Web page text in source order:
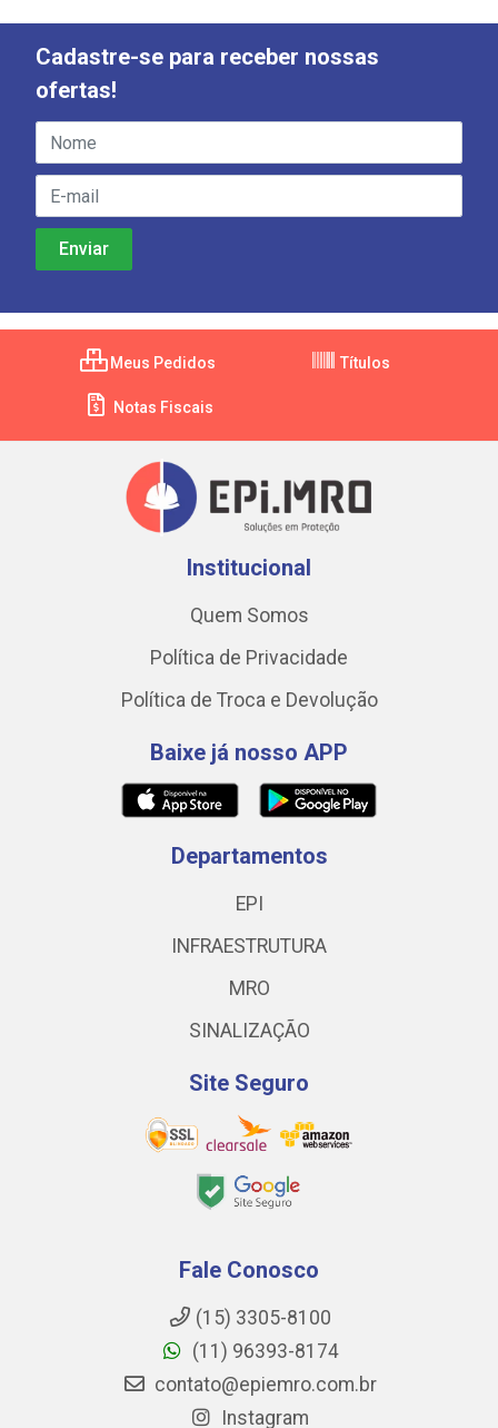
Cadastre-se para receber nossas
ofertas!
Meus Pedidos Títulos
Notas Fiscais
Institucional
Quem Somos
Política de Privacidade
Política de Troca e Devolução
Baixe já nosso APP
Departamentos
EPI
INFRAESTRUTURA
MRO
SINALIZAÇÃO
Site Seguro
Fale Conosco
(15) 3305-8100
(11) 96393-8174
contato@epiemro.com.br
Instagram